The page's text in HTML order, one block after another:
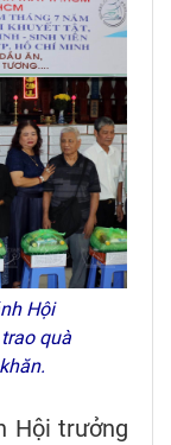
Hội
quà
Hội trưởng